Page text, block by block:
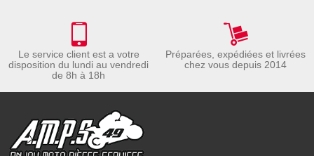
Le service client est a votre
disposition du lundi au vendredi
de 8h à 18h
Préparées, expédiées et livrées
chez vous depuis 2014